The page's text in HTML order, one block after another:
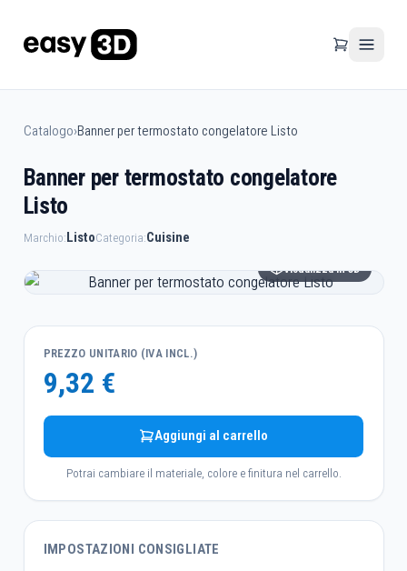
Catalogo›Banner per termostato congelatore Listo
Banner per termostato congelatore
Listo
Marchio:ListoCategoria:Cuisine
Visualizza in 3D
PREZZO UNITARIO (IVA INCL.)
9,32 €
Aggiungi al carrello
Potrai cambiare il materiale, colore e finitura nel carrello.
IMPOSTAZIONI CONSIGLIATE